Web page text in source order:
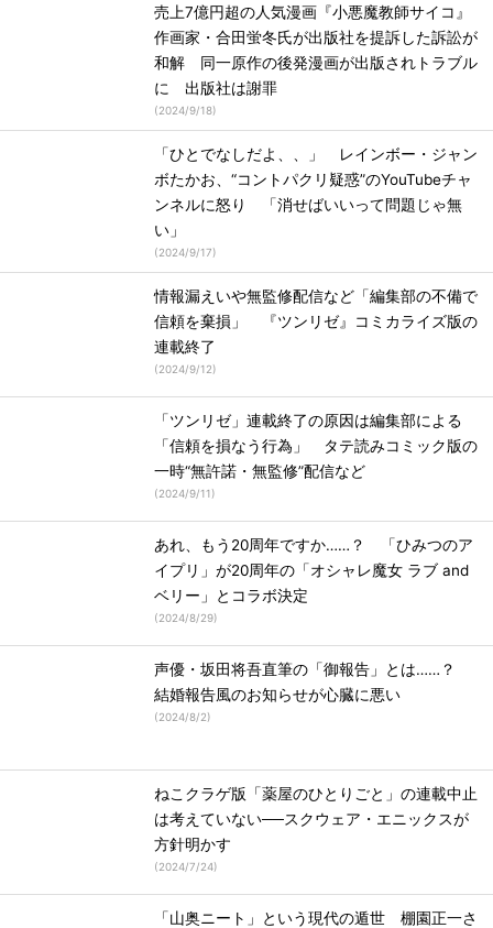
売上7億円超の人気漫画『小悪魔教師サイコ』
作画家・合田蛍冬氏が出版社を提訴した訴訟が
和解 同一原作の後発漫画が出版されトラブル
に 出版社は謝罪
(2024/9/18)
「ひとでなしだよ、、」 レインボー・ジャン
ボたかお、“コントパクリ疑惑”のYouTubeチャ
ンネルに怒り 「消せばいいって問題じゃ無
い」
(2024/9/17)
情報漏えいや無監修配信など「編集部の不備で
信頼を棄損」 『ツンリゼ』コミカライズ版の
連載終了
(2024/9/12)
「ツンリゼ」連載終了の原因は編集部による
「信頼を損なう行為」 タテ読みコミック版の
一時“無許諾・無監修”配信など
(2024/9/11)
あれ、もう20周年ですか……？ 「ひみつのア
イプリ」が20周年の「オシャレ魔女 ラブ and
ベリー」とコラボ決定
(2024/8/29)
声優・坂田将吾直筆の「御報告」とは……？
結婚報告風のお知らせが心臓に悪い
(2024/8/2)
ねこクラゲ版「薬屋のひとりごと」の連載中止
は考えていない──スクウェア・エニックスが
方針明かす
(2024/7/24)
「山奥ニート」という現代の遁世 棚園正一さ